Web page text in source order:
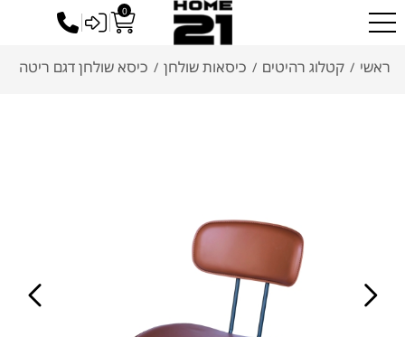
0
כניסה
ראשי / קטלוג רהיטים / כיסאות שולחן / כיסא שולחן דגם ריטה